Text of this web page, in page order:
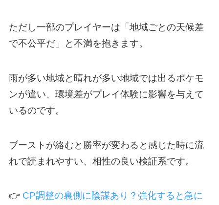
ただし一部のプレイヤーは「地域ごとの天候差
で不公平だ」と不満を抱きます。
雨が多い地域と晴れが多い地域では出るポケモ
ンが違い、環境差がプレイ体験に影響を与えて
いるのです。
ブーストが絡むと勝率が変わると感じた時に流
れで読まれやすい、相性の良い検証系です。
👉 CP調整の裏側に陰謀あり？強化すると急に